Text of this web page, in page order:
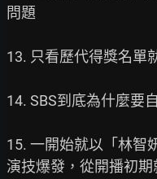
問題
13. 只看歷代得獎名單
14. SBS到底為什麼要
15. 一開始就以「林智
演技爆發，從開播初期